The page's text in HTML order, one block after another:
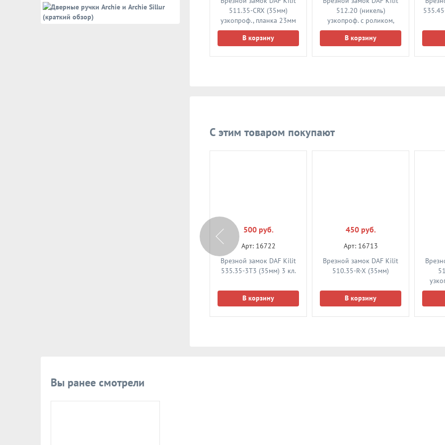
512.35 (никель)
узкопроф. с роликом,
535.52-4M3T3 (52мм) 3
511.35-CRX (35мм)
узкопроф., планка 23мм
В корзину
512.20 (никель)
узкопроф. с роликом,
планка 23мм
В корзину
С этим товаром покупают
500 руб.
Арт: 16722
Врезной замок DAF Kilit
535.35-3T3 (35мм) 3 кл.
В корзину
450 руб.
Арт: 16713
Врезной замок DAF Kilit
510.35-R-X (35мм)
В корзину
Вы ранее смотрели